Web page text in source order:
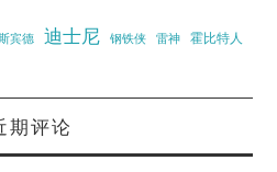
宾德 迪士尼 钢铁侠 雷神 霍比特人
期评论